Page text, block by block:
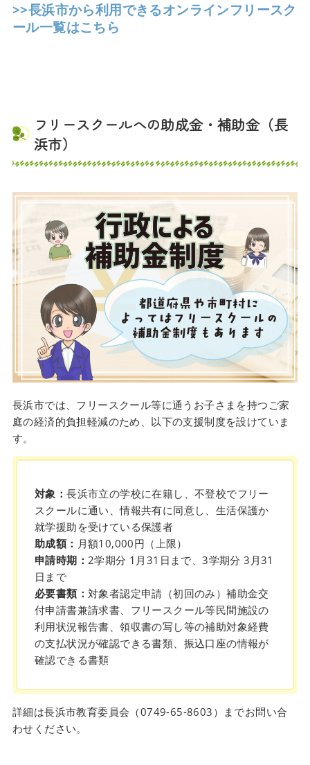
>>長浜市から利用できるオンラインフリースク
ール一覧はこちら
フリースクールへの助成金・補助金（長
浜市）
長浜市では、フリースクール等に通うお子さまを持つご家
庭の経済的負担軽減のため、以下の支援制度を設けていま
す。
対象：長浜市立の学校に在籍し、不登校でフリー
スクールに通い、情報共有に同意し、生活保護か
就学援助を受けている保護者
助成額： 月額10,000円（上限）
申請時期： 2学期分 1月31日まで、3学期分 3月31
日まで
必要書類： 対象者認定申請（初回のみ）補助金交
付申請書兼請求書、フリースクール等民間施設の
利用状況報告書、領収書の写し等の補助対象経費
の支払状況が確認できる書類、振込口座の情報が
確認できる書類
詳細は長浜市教育委員会（0749-65-8603）までお問い合
わせください。